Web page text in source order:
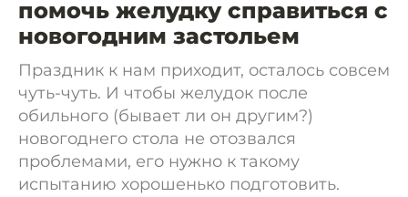
помочь желудку справиться с
новогодним застольем
Праздник к нам приходит, осталось совсем
чуть-чуть. И чтобы желудок после
обильного (бывает ли он другим?)
новогоднего стола не отозвался
проблемами, его нужно к такому
испытанию хорошенько подготовить.